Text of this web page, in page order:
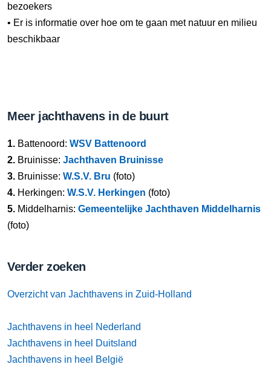
bezoekers
• Er is informatie over hoe om te gaan met natuur en milieu
beschikbaar
Meer jachthavens in de buurt
1. Battenoord: WSV Battenoord
2. Bruinisse: Jachthaven Bruinisse
3. Bruinisse: W.S.V. Bru (foto)
4. Herkingen: W.S.V. Herkingen (foto)
5. Middelharnis: Gemeentelijke Jachthaven Middelharnis
(foto)
Verder zoeken
Overzicht van Jachthavens in Zuid-Holland
Jachthavens in heel Nederland
Jachthavens in heel Duitsland
Jachthavens in heel België